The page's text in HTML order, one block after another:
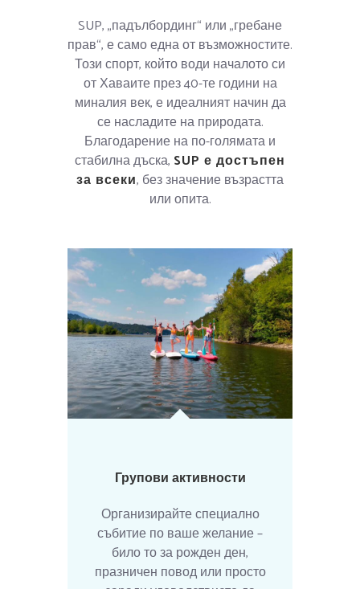
SUP, „падълбординг“ или „гребане
прав“, е само една от възможностите.
Този спорт, който води началото си
от Хаваите през 40-те години на
миналия век, е идеалният начин да
се насладите на природата.
Благодарение на по-голямата и
стабилна дъска, SUP е достъпен
за всеки, без значение възрастта
или опита.
Групови активности
Организирайте специално
събитие по ваше желание –
било то за рожден ден,
празничен повод или просто